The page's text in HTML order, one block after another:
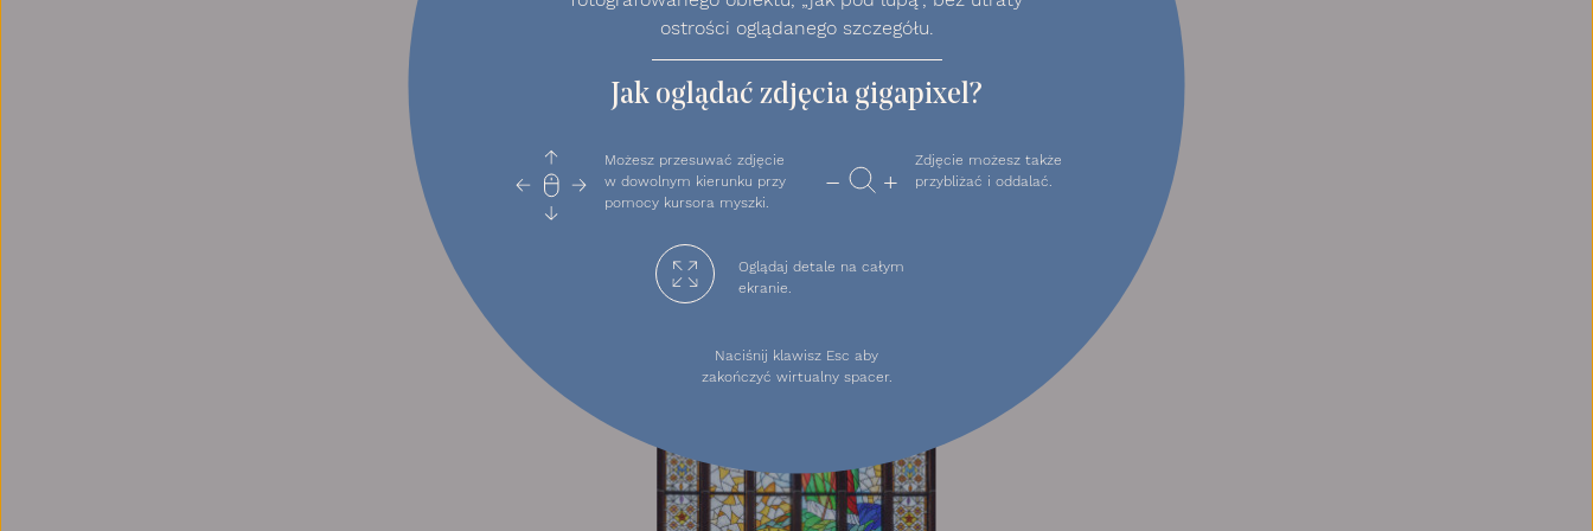
ostrości oglądanego szczegółu.
Jak oglądać zdjęcia gigapixel?
Możesz przesuwać zdjęcie
w dowolnym kierunku przy
pomocy kursora myszki.
Zdjęcie możesz także
przybliżać i oddalać.
Oglądaj detale na całym
ekranie.
Naciśnij klawisz Esc aby
zakończyć wirtualny spacer.